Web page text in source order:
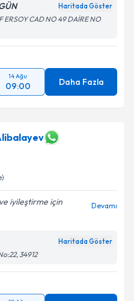
Haritada Göster
ERSOY CAD NO 49 DAİRE NO
14 Ağu
09:00 Daha Fazla
iyileştirme için
Devamı
Haritada Göster
34912